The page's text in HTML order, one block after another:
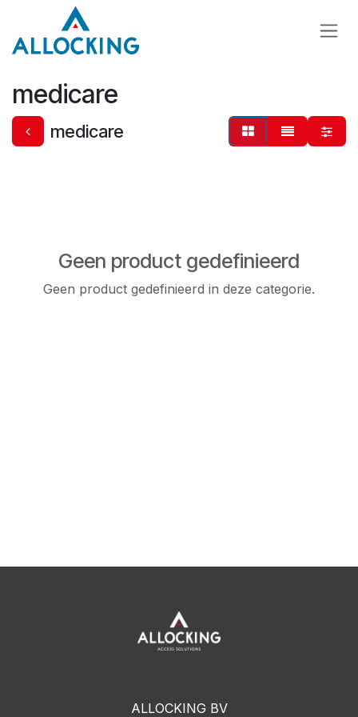
Overslaan naar inhoud
medicare
medicare
Geen product gedefinieerd
Geen product gedefinieerd in deze categorie.
ALLOCKING BV